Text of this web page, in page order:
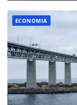
ECONOMIA